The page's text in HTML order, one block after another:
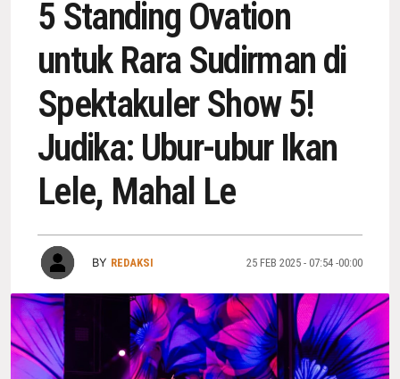
5 Standing Ovation
untuk Rara Sudirman di
Spektakuler Show 5!
Judika: Ubur-ubur Ikan
Lele, Mahal Le
BY REDAKSI 25 FEB 2025 - 07:54 -00:00